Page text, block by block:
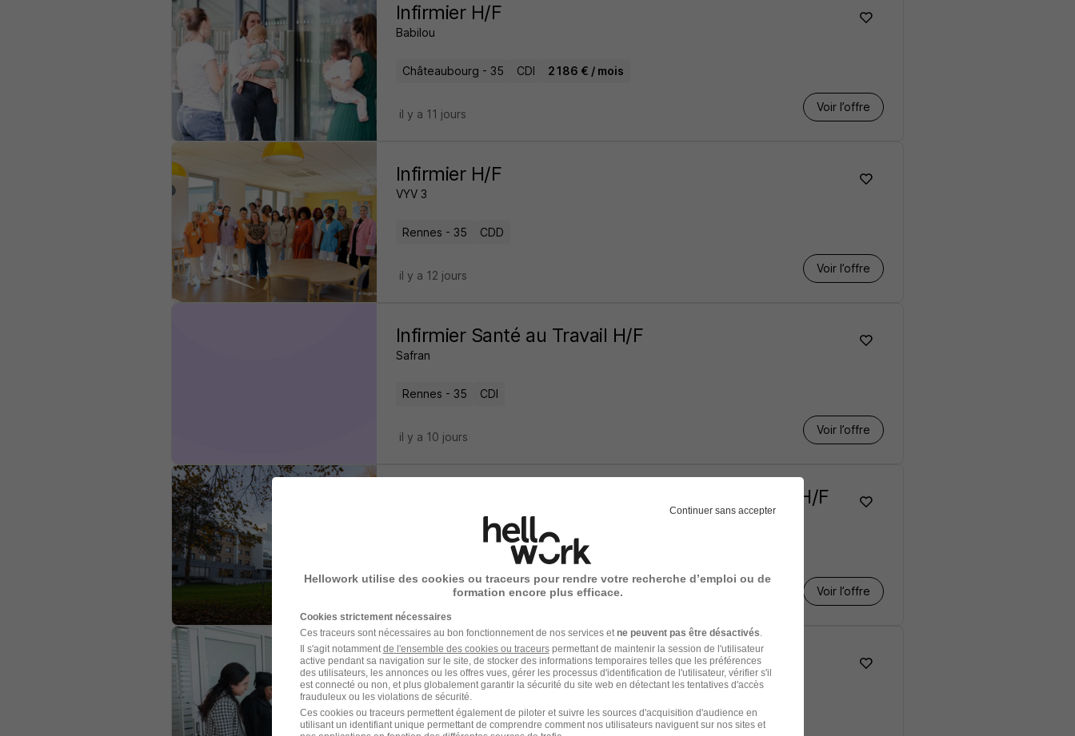
Infirmier H/F
Babilou
Châteaubourg - 35 CDI 2 186 € / mois
Voir l’offre
il y a 11 jours
Infirmier H/F
VYV 3
Rennes - 35 CDD
Voir l’offre
il y a 12 jours
Infirmier Santé au Travail H/F
Safran
Rennes - 35 CDI
Voir l’offre
il y a 10 jours
IDE- Jour - CDD - CDI - Médecine Polyvalente H/F
POLYCLINIQUE SAINT LAURENT
2 400 - 2 600 € / mois
Voir l’offre
il y a 9 jours
Infirmier H/F
COALLIA
Dinan - 22 CDI
Continuer sans accepter
Hellowork utilise des cookies ou traceurs pour rendre votre recherche d’emploi ou de
formation encore plus efficace.
Cookies strictement nécessaires
Ces traceurs sont nécessaires au bon fonctionnement de nos services et ne peuvent pas être désactivés
Il s'agit notamment de l'ensemble des cookies ou traceurspermettant de maintenir la session de l'utilisateur
active pendant sa navigation sur le site, de stocker des informations temporaires telles que les préférences
des utilisateurs, les annonces ou les offres vues, gérer les processus d'identification de l'utilisateur, vérifier s'il
est connecté ou non, et plus globalement garantir la sécurité du site web en détectant les tentatives d'accès
frauduleux ou les violations de sécurité.
Ces cookies ou traceurs permettent également de piloter et suivre les sources d'acquisition d'audience en
utilisant un identifiant unique permettant de comprendre comment nos utilisateurs naviguent sur nos sites et